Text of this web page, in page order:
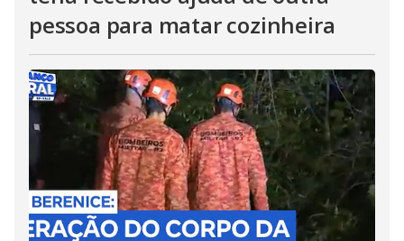
pessoa para matar cozinheira